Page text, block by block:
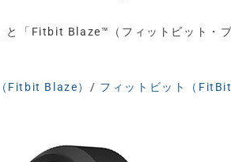
「Fitbit Blaze™（フィットビット・
Fitbit Blaze） / フィットビット（FitBit